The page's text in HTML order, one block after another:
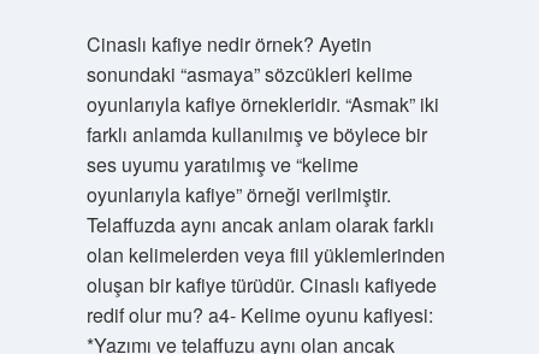
Cinaslı kafiye nedir örnek? Ayetin
sonundaki “asmaya” sözcükleri kelime
oyunlarıyla kafiye örnekleridir. “Asmak” iki
farklı anlamda kullanılmış ve böylece bir
ses uyumu yaratılmış ve “kelime
oyunlarıyla kafiye” örneği verilmiştir.
Telaffuzda aynı ancak anlam olarak farklı
olan kelimelerden veya fiil yüklemlerinden
oluşan bir kafiye türüdür. Cinaslı kafiyede
redif olur mu? a4- Kelime oyunu kafiyesi:
*Yazımı ve telaffuzu aynı olan ancak